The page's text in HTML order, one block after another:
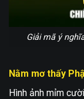
Giải mã ý
Nằm mơ thấy
Hình ảnh mỉm